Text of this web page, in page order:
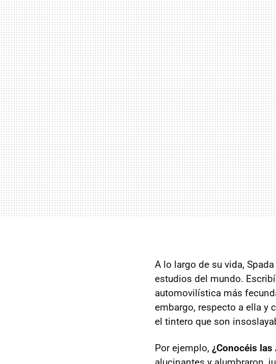
A lo largo de su vida,
estudios del mundo.
automovilística más
embargo, respecto a ella y
el tintero que son
Por ejemplo, ¿Conocéis